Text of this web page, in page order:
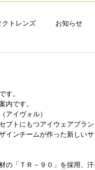
クトレンズ お知らせ
す。
内です。
アイヴォル）
プトにもつアイウェアブラン
インチームが作った新しい
の「ＴＲ－９０」を採用、